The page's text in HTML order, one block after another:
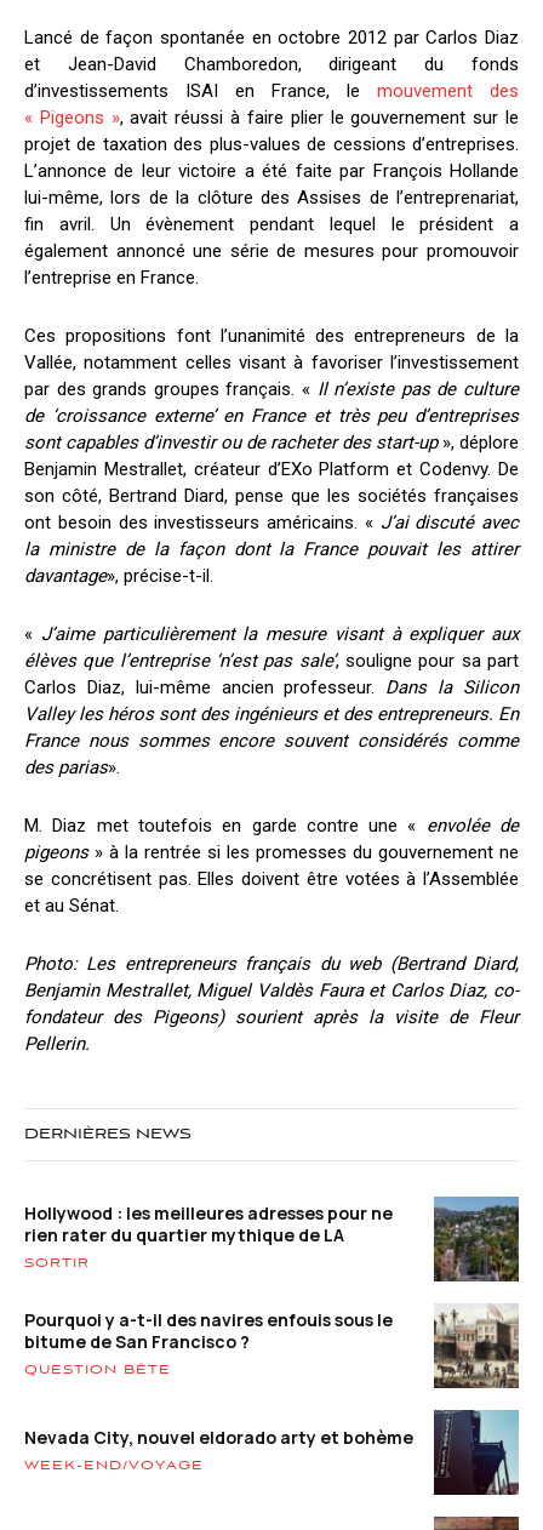
Lancé de façon spontanée en octobre 2012 par Carlos Diaz
et Jean-David Chamboredon, dirigeant du fonds
d’investissements ISAI en France, le mouvement des
« Pigeons », avait réussi à faire plier le gouvernement sur le
projet de taxation des plus-values de cessions d’entreprises.
L’annonce de leur victoire a été faite par François Hollande
lui-même, lors de la clôture des Assises de l’entreprenariat,
fin avril. Un évènement pendant lequel le président a
également annoncé une série de mesures pour promouvoir
l’entreprise en France.
Ces propositions font l’unanimité des entrepreneurs de la
Vallée, notamment celles visant à favoriser l’investissement
par des grands groupes français. « Il n’existe pas de culture
de ‘croissance externe’ en France et très peu d’entreprises
sont capables d’investir ou de racheter des start-up», déplore
Benjamin Mestrallet, créateur d’EXo Platform et Codenvy. De
son côté, Bertrand Diard, pense que les sociétés françaises
ont besoin des investisseurs américains. «J’ai discuté avec
la ministre de la façon dont la France pouvait les attirer
davantage», précise-t-il.
« J’aime particulièrement la mesure visant à expliquer aux
élèves que l’entreprise ‘n’est pas sale’, souligne pour sa part
Carlos Diaz, lui-même ancien professeur. Dans la Silicon
Valley les héros sont des ingénieurs et des entrepreneurs. En
France nous sommes encore souvent considérés comme
des parias».
M. Diaz met toutefois en garde contre une « envolée de
pigeons» à la rentrée si les promesses du gouvernement ne
se concrétisent pas. Elles doivent être votées à l’Assemblée
et au Sénat.
Photo: Les entrepreneurs français du web (Bertrand Diard,
Benjamin Mestrallet, Miguel Valdès Faura et Carlos Diaz, co-
fondateur des Pigeons) sourient après la visite de Fleur
Pellerin.
DERNIÈRES NEWS
Hollywood : les meilleures adresses pour ne
rien rater du quartier mythique de LA
SORTIR
Pourquoi y a-t-il des navires enfouis sous le
bitume de San Francisco ?
QUESTION BÊTE
Nevada City, nouvel eldorado arty et bohème
WEEK-END/VOYAGE